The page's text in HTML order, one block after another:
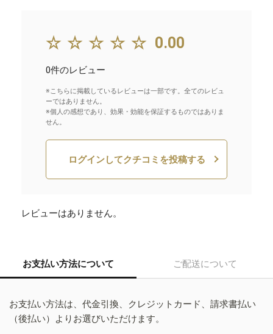
☆☆☆☆☆ 0.00
0件のレビュー
※こちらに掲載しているレビューは一部です。全てのレビュ
ーではありません。
※個人の感想であり、効果・効能を保証するものではありま
せん。
ログインしてクチコミを投稿する
レビューはありません。
お支払い方法について ご配送について
お支払い方法は、代金引換、クレジットカード、請求書払い
（後払い）よりお選びいただけます。